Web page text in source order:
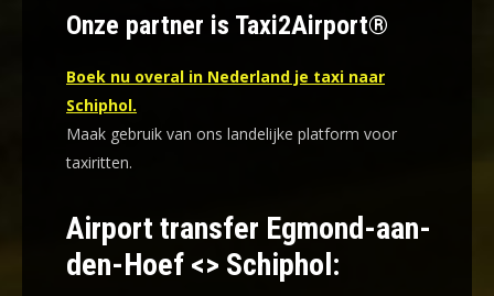
Onze partner is Taxi2Airport®
Boek nu overal in Nederland je taxi naar
Schiphol.
Maak gebruik van ons landelijke platform voor
taxiritten.
Airport transfer Egmond-aan-
den-Hoef <> Schiphol: